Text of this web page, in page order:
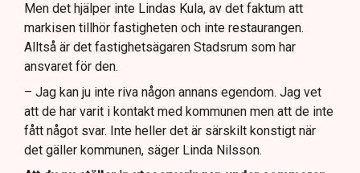
Men det hjälper inte Lindas Kula, av det faktum att
markisen tillhör fastigheten och inte restaurangen.
Alltså är det fastighetsägaren Stadsrum som har
ansvaret för den.
– Jag kan ju inte riva någon annans egendom. Jag vet
att de har varit i kontakt med kommunen men att de inte
fått något svar. Inte heller det är särskilt konstigt när
det gäller kommunen, säger Linda Nilsson.